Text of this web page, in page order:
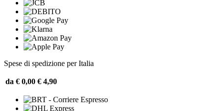
Spese di spedizione per Italia
da € 0,00 € 4,90